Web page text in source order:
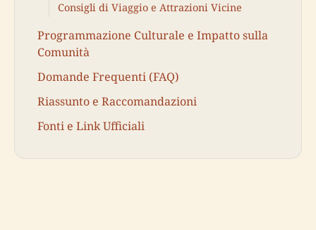
Consigli di Viaggio e Attrazioni Vicine
Programmazione Culturale e Impatto sulla
Comunità
Domande Frequenti (FAQ)
Riassunto e Raccomandazioni
Fonti e Link Ufficiali